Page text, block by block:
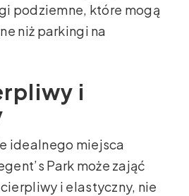
podziemne, które mogą
niż parkingi na
i
idealnego miejsca
Park może zająć
i elastyczny, nie